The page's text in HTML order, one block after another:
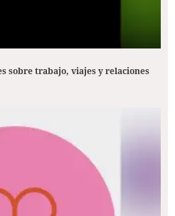
sobre trabajo, viajes y relaciones